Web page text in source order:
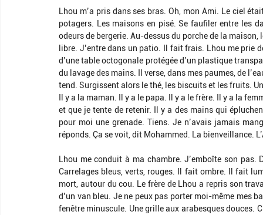
Lhou m’a pris dans ses bras. Oh, mon Ami. Le ciel
potagers. Les maisons en pisé. Se faufiler entre les
odeurs de bergerie. Au-dessus du porche de la maison,
libre. J’entre dans un patio. Il fait frais. Lhou me prie
d’une table octogonale protégée d’un plastique
du lavage des mains. Il verse, dans mes paumes, de
tend. Surgissent alors le thé, les biscuits et les fruits.
Il y a la maman. Il y a le papa. Il y a le frère. Il y a la
et que je tente de retenir. Il y a des mains qui
pour moi une grenade. Tiens. Je n’avais jamais
réponds. Ça se voit, dit Mohammed. La bienveillance.
Lhou me conduit à ma chambre. J’emboîte son pas.
Carrelages bleus, verts, rouges. Il fait ombre. Il fait
mort, autour du cou. Le frère de Lhou a repris son
d’un van bleu. Je ne peux pas porter moi-même mes
fenêtre minuscule. Une grille aux arabesques douces.